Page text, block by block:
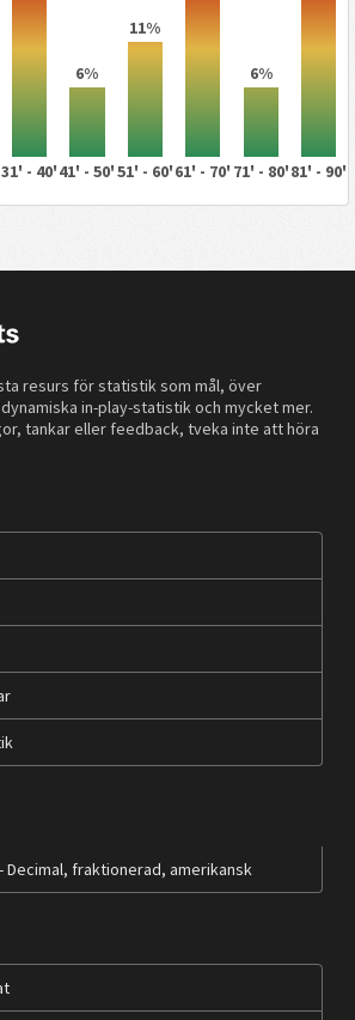
6%
11%
6%
31' - 40'41' - 50'51' - 60'61' - 70' 71' - 80'81' - 90'
resurs för statistik som mål, över
dynamiska in-play-statistik och mycket mer.
tankar eller feedback, tveka inte att höra
Decimal, fraktionerad, amerikansk